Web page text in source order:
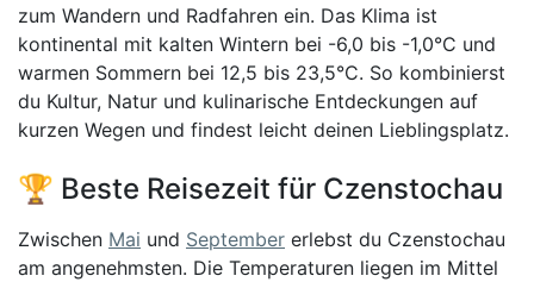
zum Wandern und Radfahren ein. Das Klima ist
kontinental mit kalten Wintern bei -6,0 bis -1,0°C und
warmen Sommern bei 12,5 bis 23,5°C. So kombinierst
du Kultur, Natur und kulinarische Entdeckungen auf
kurzen Wegen und findest leicht deinen Lieblingsplatz.
🏆 Beste Reisezeit für Czenstochau
Zwischen Mai und September erlebst du Czenstochau
am angenehmsten. Die Temperaturen liegen im Mittel